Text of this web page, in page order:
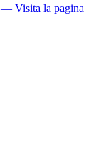
— Visita la pagina